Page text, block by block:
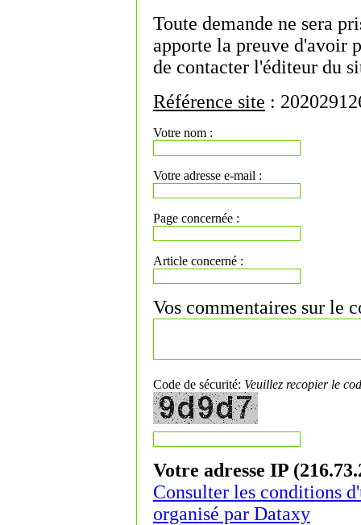
Toute demande ne sera
apporte la preuve d'avoir
de contacter l'éditeur du
Référence site :
Votre nom :
Votre adresse e-mail :
Page concernée :
Article concerné :
Vos commentaires sur le
Code de sécurité: Veuillez recopier le
Votre adresse IP
Consulter les conditions
organisé par Dataxy